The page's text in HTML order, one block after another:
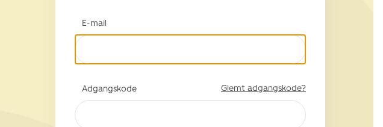
E-mail
Adgangskode Glemt adgangskode?